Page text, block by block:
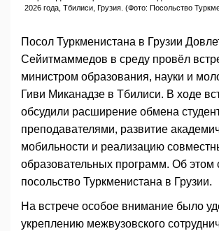
2026 года, Тбилиси, Грузия. (Фото: Посольство
Посол Туркменистана в Грузии
Сейитмаммедов в среду провёл
министром образования, науки и
Гиви Миканадзе в Тбилиси. В ходе
обсудили расширение обмена
преподавателями, развитие
мобильности и реализацию
образовательных программ. Об этом
посольство Туркменистана в Грузии.
На встрече особое внимание было
укреплению межвузовского